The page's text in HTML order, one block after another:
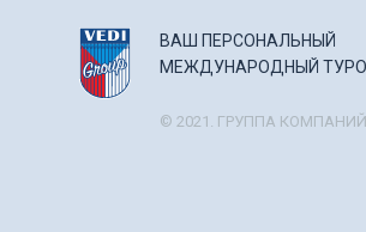
ВАШ ПЕРСОНАЛЬНЫЙ
МЕЖДУНАРОДНЫЙ
© 2021. ГРУППА